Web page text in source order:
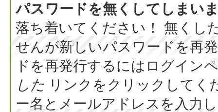
パスワードを無くしてしまい
落ち着いてください！ 無くし
せんが新しいパスワードを再
ドを再発行するにはログイン
した リンクをクリックしてく
ー名とメールアドレスを入力